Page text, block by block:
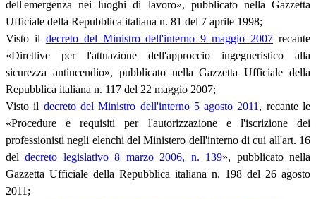
dell'emergenza nei luoghi di lavoro», pubblicato nella Gazzetta
Ufficiale della Repubblica italiana n. 81 del 7 aprile 1998;
Visto il decreto del Ministro dell'interno 9 maggio 2007 recante
«Direttive per l'attuazione dell'approccio ingegneristico alla
sicurezza antincendio», pubblicato nella Gazzetta Ufficiale della
Repubblica italiana n. 117 del 22 maggio 2007;
Visto il decreto del Ministro dell'interno 5 agosto 2011 , recante le
«Procedure e requisiti per l'autorizzazione e l'iscrizione dei
professionisti negli elenchi del Ministero dell'interno di cui all'art. 16
deldecreto legislativo 8 marzo 2006, n. 139», pubblicato nella
Gazzetta Ufficiale della Repubblica italiana n. 198 del 26 agosto
2011;